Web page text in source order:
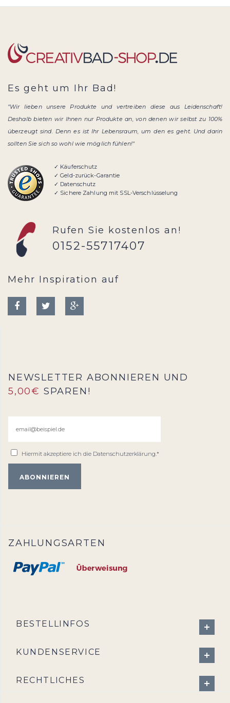
Es geht um Ihr Bad!
"Wir lieben unsere Produkte und vertreiben diese aus Leidenschaft!
Deshalb bieten wir Ihnen nur Produkte an, von denen wir selbst zu 100%
überzeugt sind. Denn es ist Ihr Lebensraum, um den es geht. Und darin
sollten Sie sich so wohl wie möglich fühlen!"
✓ Käuferschutz
✓ Geld-zurück-Garantie
✓ Datenschutz
✓ Sichere Zahlung mit SSL-Verschlüsselung
Rufen Sie kostenlos an!
0152-55717407
Mehr Inspiration auf
NEWSLETTER ABONNIEREN UND
5,00€ SPAREN!
Hiermit akzeptiere ich die Datenschutzerklärung.*
ZAHLUNGSARTEN
BESTELLINFOS
KUNDENSERVICE
RECHTLICHES